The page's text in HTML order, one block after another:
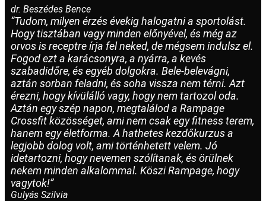
dr. Beszédes Bence
“Tudom, milyen érzés évekig halogatni a sportolást.
Hogy tisztában vagy minden előnyével, és még az
orvos is receptre írja fel neked, de mégsem indulsz el.
Fogod ezt a karácsonyra, a nyárra, a kevés
szabadidőre, és egyéb dolgokra. Bele-belevágni,
aztán sorban feladni, és soha vissza nem térni. Azt
érezni, hogy kívülálló vagy, hogy nem tartozol oda.
Aztán egy szép napon, megtalálod a Rampage
Crossfit közösséget, ami nem csak egy fitness terem,
hanem egy életforma. A hathetes kezdőkurzus a
legjobb dolog volt, ami történhetett velem. Jó
idetartozni, hogy nevemen szólítanak, és örülnek
nekem minden alkalommal. Köszi Rampage, hogy
vagytok!”
Gulyás Szilvia